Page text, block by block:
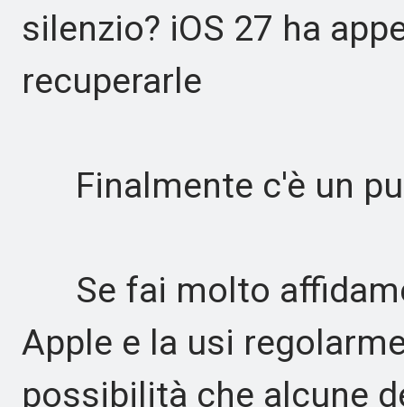
silenzio? iOS 27 ha
recuperarle
Finalmente c'è un
Se fai molto
Apple e la usi
possibilità che alcune